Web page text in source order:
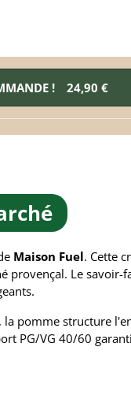
! 24,90 €
Maison Fuel. Cette
provençal. Le savoir-
pomme structure
PG/VG 40/60